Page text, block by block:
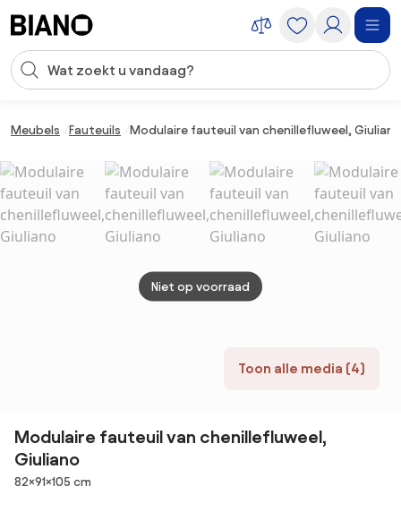
Zoekopdracht invoeren
Meubels Fauteuils Modulaire fauteuil van chenillefluweel, Giuliano
Toon alle media (4)
Niet op voorraad
Modulaire fauteuil van chenillefluweel,
Giuliano
Afmetingen
82×91×105 cm